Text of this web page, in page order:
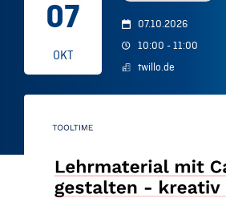
07
OKT
07.10.2026
10:00 - 11:00
twillo.de